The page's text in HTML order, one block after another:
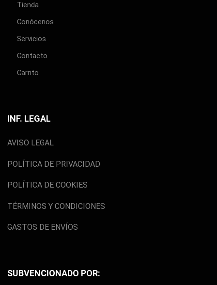
Tienda
Conócenos
Servicios
Contacto
Carrito
INF. LEGAL
AVISO LEGAL
POLÍTICA DE PRIVACIDAD
POLÍTICA DE COOKIES
TÉRMINOS Y CONDICIONES
GASTOS DE ENVÍOS
SUBVENCIONADO POR: